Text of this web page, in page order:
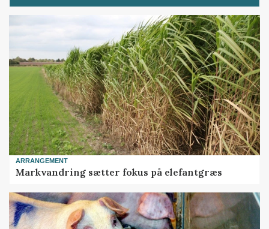
ARRANGEMENT
Markvandring sætter fokus på elefantgræs